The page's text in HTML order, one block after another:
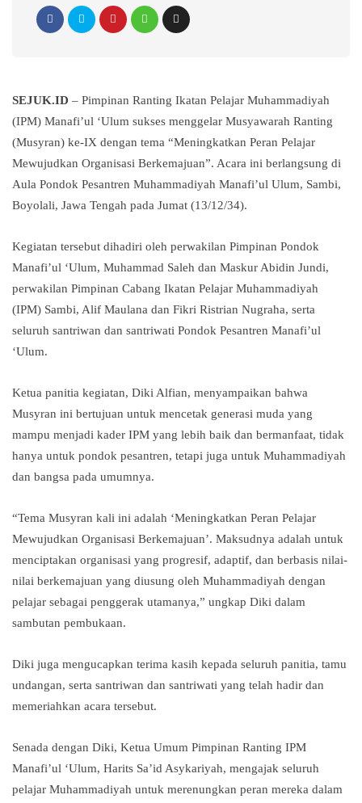
SEJUK.ID – Pimpinan Ranting Ikatan Pelajar Muhammadiyah
(IPM) Manafi’ul ‘Ulum sukses menggelar Musyawarah Ranting
(Musyran) ke-IX dengan tema “Meningkatkan Peran Pelajar
Mewujudkan Organisasi Berkemajuan”. Acara ini berlangsung di
Aula Pondok Pesantren Muhammadiyah Manafi’ul Ulum, Sambi,
Boyolali, Jawa Tengah pada Jumat (13/12/34).
Kegiatan tersebut dihadiri oleh perwakilan Pimpinan Pondok
Manafi’ul ‘Ulum, Muhammad Saleh dan Maskur Abidin Jundi,
perwakilan Pimpinan Cabang Ikatan Pelajar Muhammadiyah
(IPM) Sambi, Alif Maulana dan Fikri Ristrian Nugraha, serta
seluruh santriwan dan santriwati Pondok Pesantren Manafi’ul
‘Ulum.
Ketua panitia kegiatan, Diki Alfian, menyampaikan bahwa
Musyran ini bertujuan untuk mencetak generasi muda yang
mampu menjadi kader IPM yang lebih baik dan bermanfaat, tidak
hanya untuk pondok pesantren, tetapi juga untuk Muhammadiyah
dan bangsa pada umumnya.
“Tema Musyran kali ini adalah ‘Meningkatkan Peran Pelajar
Mewujudkan Organisasi Berkemajuan’. Maksudnya adalah untuk
menciptakan organisasi yang progresif, adaptif, dan berbasis nilai-
nilai berkemajuan yang diusung oleh Muhammadiyah dengan
pelajar sebagai penggerak utamanya,” ungkap Diki dalam
sambutan pembukaan.
Diki juga mengucapkan terima kasih kepada seluruh panitia, tamu
undangan, serta santriwan dan santriwati yang telah hadir dan
memeriahkan acara tersebut.
Senada dengan Diki, Ketua Umum Pimpinan Ranting IPM
Manafi’ul ‘Ulum, Harits Sa’id Asykariyah, mengajak seluruh
pelajar Muhammadiyah untuk merenungkan peran mereka dalam